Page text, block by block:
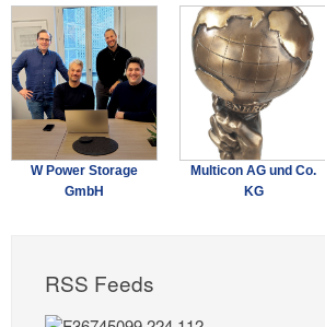
W Power Storage
GmbH
Multicon AG und Co.
KG
RSS Feeds